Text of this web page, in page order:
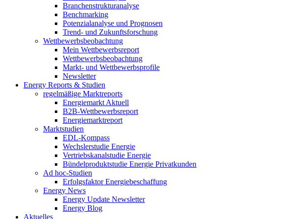
Branchenstrukturanalyse
Benchmarking
Potenzialanalyse und Prognosen
Trend- und Zukunftsforschung
Wettbewerbs­beobachtung
Mein Wettbewerbsreport
Wettbewerbsbeobachtung
Markt- und Wettbewerbsprofile
Newsletter
Energy Reports & Studien
regelmäßige Marktreports
Energiemarkt Aktuell
B2B-Wettbewerbsreport
Energiemarktreport
Marktstudien
EDL-Kompass
Wechslerstudie Energie
Vertriebskanalstudie Energie
Bündelproduktstudie Energie Privatkunden
Ad hoc-Studien
Erfolgsfaktor Energiebeschaffung
Energy News
Energy Update Newsletter
Energy Blog
Aktuelles